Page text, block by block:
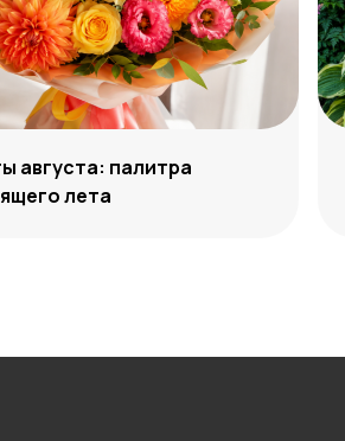
августа: палитра
лета